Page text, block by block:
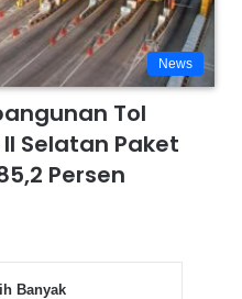
News
Tol
Selatan Paket
Persen
Banyak